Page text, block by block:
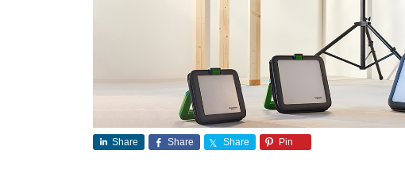
Share Share Share Pin